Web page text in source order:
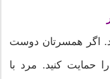
اگر همسرتان دوست
حمایت کنید. مرد با